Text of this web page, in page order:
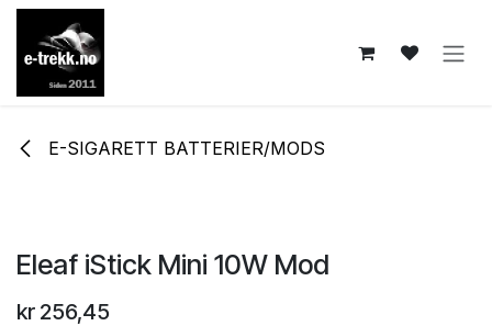
Skip to Content
E-SIGARETT BATTERIER/MODS
Eleaf iStick Mini 10W Mod
kr 256,45